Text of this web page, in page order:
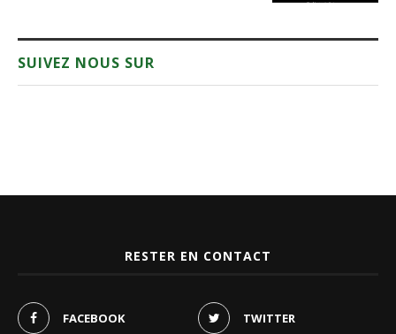
SUIVEZ NOUS SUR
RESTER EN CONTACT
FACEBOOK TWITTER